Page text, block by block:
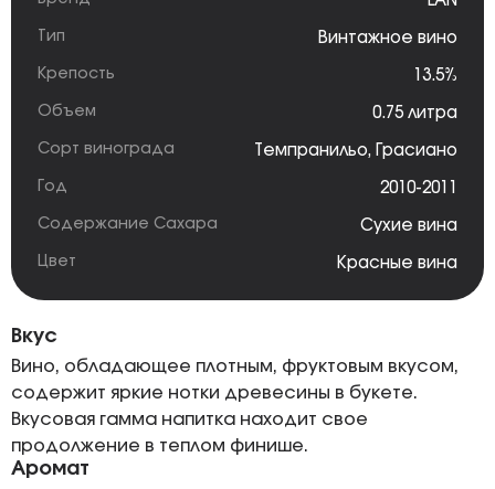
Тип Винтажное вино
Крепость 13.5%
Объем 0.75 литра
Сорт винограда Темпранильо, Грасиано
Год 2010-2011
Содержание Сахара Сухие вина
Цвет Красные вина
Вкус
Вино, обладающее плотным, фруктовым вкусом,
содержит яркие нотки древесины в букете.
Вкусовая гамма напитка находит свое
продолжение в теплом финише.
Аромат